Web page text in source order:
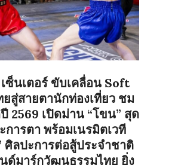
เซ็นเตอร์ ขับเคลื่อน Soft
สู่สายตานักท่องเที่ยว ชม
2569 เปิดม่าน “โขน” สุด
การตา พร้อมเนรมิตเวที
ศิลปะการต่อสู้ประจำชาติ
ด์มาร์กวัฒนธรรมไทย ยิ่ง